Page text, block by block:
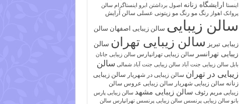
اینستا ارایشگاه زنانه اصول برداشتن ابرو
اینستاگرام سالن
پروانک اهواز
رنگ مو رنگ مو زیتونی عسلی سالن آرایش
سالن زیبایی سالن زیبایی اصفهان سالن
زیبایی تبریز سالن زیبایی تهران سالن
زیبایی تهرانسر سالن زیبایی تهرانپارس سالن زیبایی جانان
بابل سالن زیبایی جنت آباد سالن زیبایی جنت آباد شمالی سالن
زیبایی در تهران سالن زیبایی در شهریار سالن زیبایی
زنانه سالن زیبایی شهریار سالن زیبایی عروس سالن
زیبایی مریم رئوف سالن زیبایی مشهد سالن زیبایی پارس
بانو سالن زیبایی پرنسس سالن زیبایی پرنسس تهرانپارس سالن